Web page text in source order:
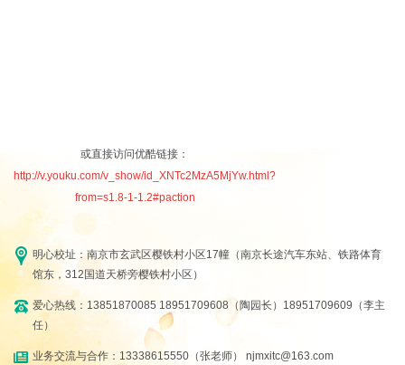
或直接访问优酷链接：
http://v.youku.com/v_show/id_XNTc2MzA5MjYw.html?
from=s1.8-1-1.2#paction
明心校址：南京市玄武区樱铁村小区17幢（南京长途汽车东站、铁路体育
馆东，312国道天桥旁樱铁村小区）
爱心热线：13851870085 18951709608（陶园长）18951709609（李主
任）
业务交流与合作：13338615550（张老师） njmxitc@163.com